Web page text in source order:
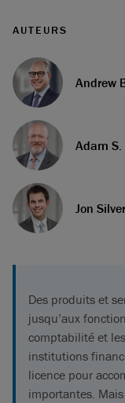
AUTEURS
Andrew
Adam
Jon Silver
Des produits et
jusqu’aux
comptabilité et
institutions
licence pour
importantes.